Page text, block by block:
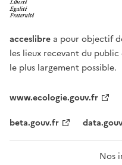
acceslibre a pour objectif
les lieux recevant du
le plus largement possible.
www.ecologie.gouv.fr
beta.gouv.fr
Nos